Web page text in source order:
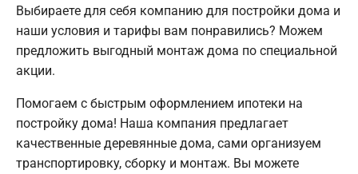
Выбираете для себя компанию для постройки дома и
наши условия и тарифы вам понравились? Можем
предложить выгодный монтаж дома по специальной
акции.
Помогаем с быстрым оформлением ипотеки на
постройку дома! Наша компания предлагает
качественные деревянные дома, сами организуем
транспортировку, сборку и монтаж. Вы можете